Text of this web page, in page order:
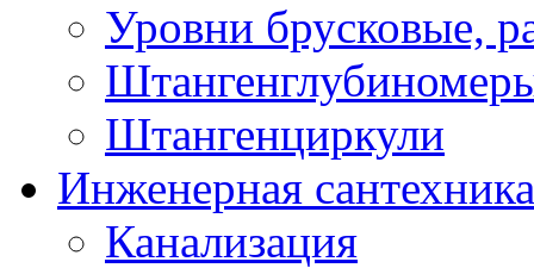
Уровни брусковые,
Штангенциркули
Инженерная сантехника
Канализация